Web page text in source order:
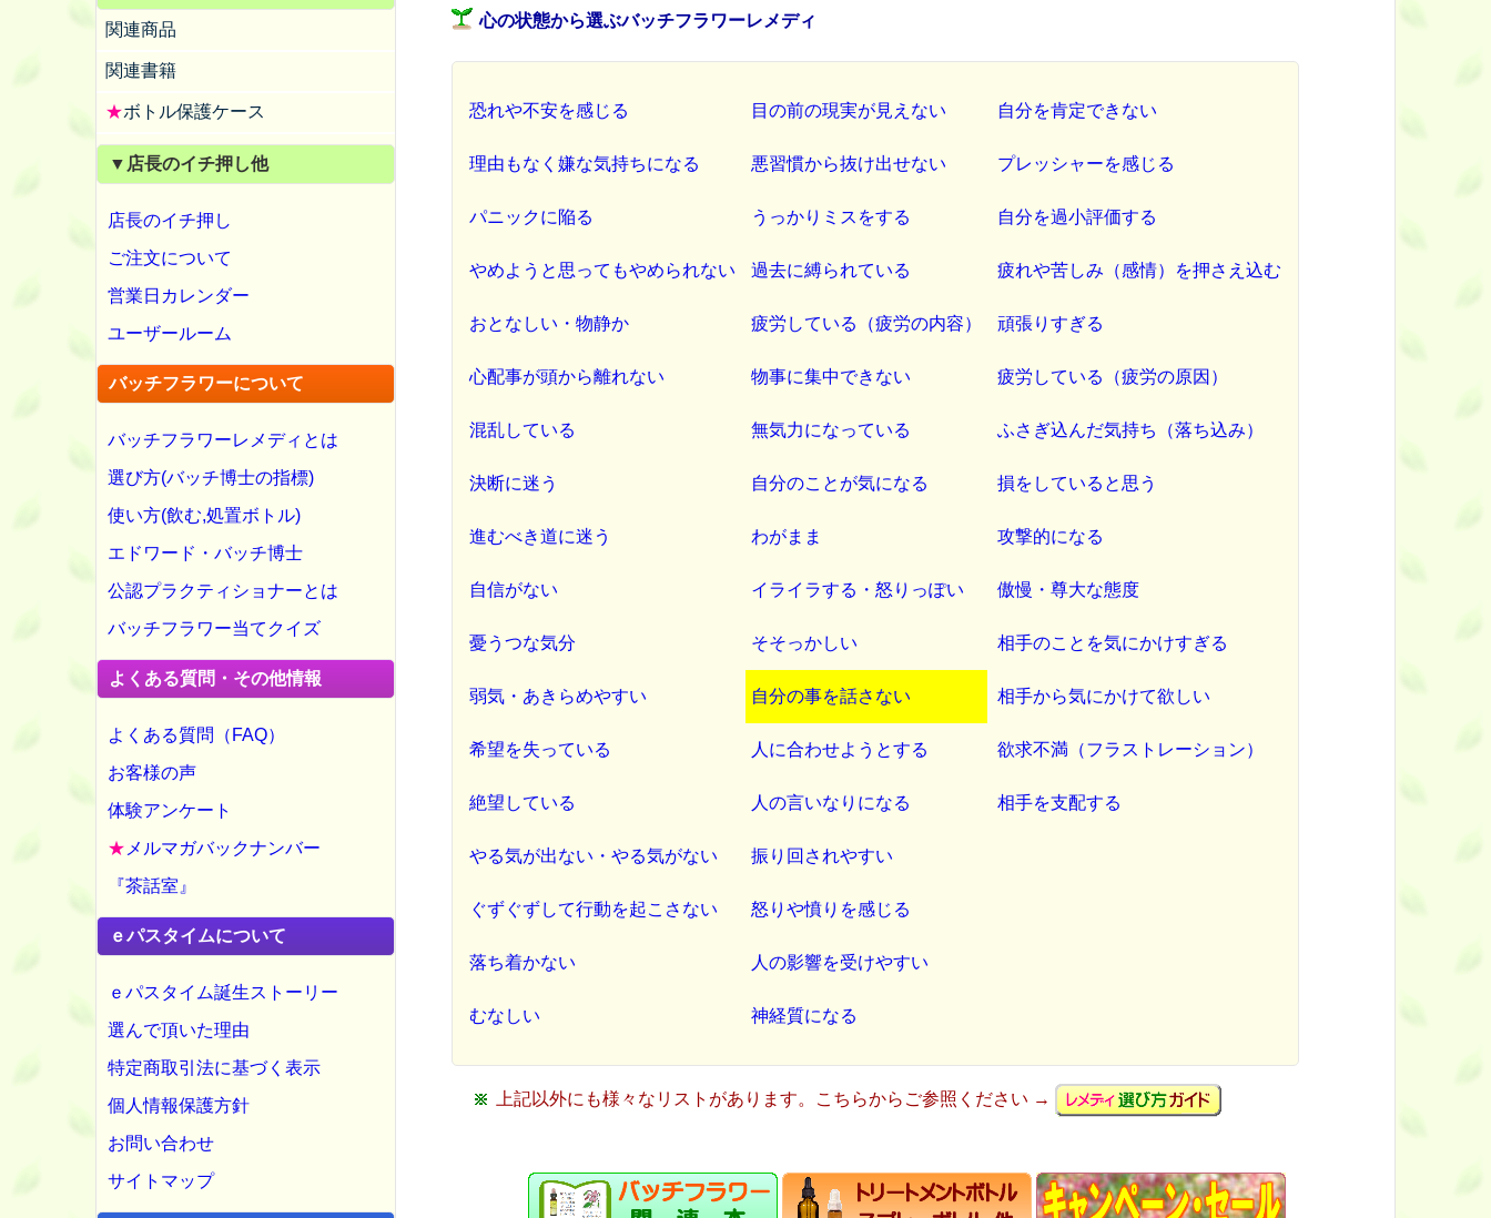
関連商品
関連書籍
★ボトル保護ケース
▼店長のイチ押し他
店長のイチ押し
ご注文について
営業日カレンダー
ユーザールーム
バッチフラワーについて
バッチフラワーレメディとは
選び方(バッチ博士の指標)
使い方(飲む,処置ボトル)
エドワード・バッチ博士
公認プラクティショナーとは
バッチフラワー当てクイズ
よくある質問・その他情報
よくある質問（FAQ）
お客様の声
体験アンケート
★ メルマガバックナンバー
『茶話室』
ｅパスタイムについて
ｅパスタイム誕生ストーリー
選んで頂いた理由
特定商取引法に基づく表示
個人情報保護方針
お問い合わせ
サイトマップ
心の状態から選ぶバッチフラワーレメディ
恐れや不安を感じる
理由もなく嫌な気持ちになる
パニックに陥る
やめようと思ってもやめられない
おとなしい・物静か
心配事が頭から離れない
混乱している
決断に迷う
進むべき道に迷う
自信がない
憂うつな気分
弱気・あきらめやすい
希望を失っている
絶望している
やる気が出ない・やる気がない
ぐずぐずして行動を起こさない
落ち着かない
むなしい
目の前の現実が見えない
悪習慣から抜け出せない
うっかりミスをする
過去に縛られている
疲労している（疲労の内容）
物事に集中できない
無気力になっている
自分のことが気になる
わがまま
イライラする・怒りっぽい
そそっかしい
自分の事を話さない
人に合わせようとする
人の言いなりになる
振り回されやすい
怒りや憤りを感じる
人の影響を受けやすい
神経質になる
自分を肯定できない
プレッシャーを感じる
自分を過小評価する
疲れや苦しみ（感情）を押さえ込む
頑張りすぎる
疲労している（疲労の原因）
ふさぎ込んだ気持ち（落ち込み）
損をしていると思う
攻撃的になる
傲慢・尊大な態度
相手のことを気にかけすぎる
相手から気にかけて欲しい
欲求不満（フラストレーション）
相手を支配する
上記以外にも様々なリストがあります。こちらからご参照ください →